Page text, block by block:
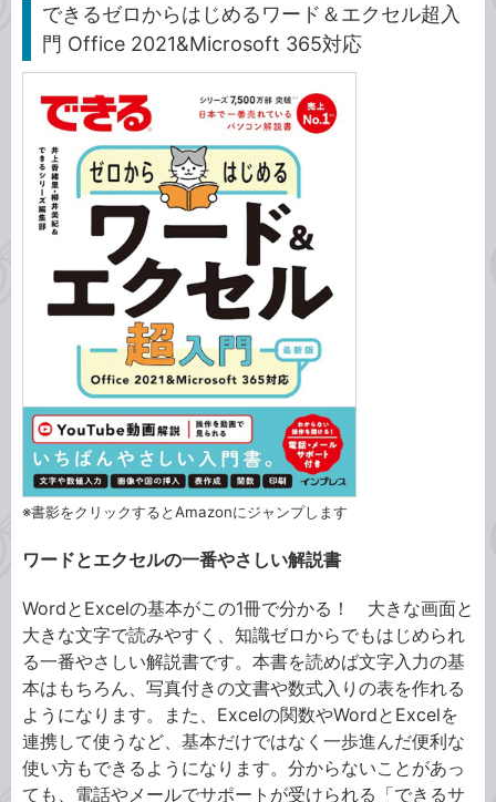
できるゼロからはじめるワード＆エクセル超入
門 Office 2021&Microsoft 365対応
※書影をクリックするとAmazonにジャンプします
ワードとエクセルの一番やさしい解説書
WordとExcelの基本がこの1冊で分かる！ 大きな画面と
大きな文字で読みやすく、知識ゼロからでもはじめられ
る一番やさしい解説書です。本書を読めば文字入力の基
本はもちろん、写真付きの文書や数式入りの表を作れる
ようになります。また、Excelの関数やWordとExcelを
連携して使うなど、基本だけではなく一歩進んだ便利な
使い方もできるようになります。分からないことがあっ
ても、電話やメールでサポートが受けられる「できるサ